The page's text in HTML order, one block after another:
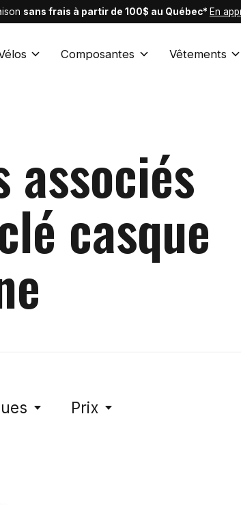
sans frais à partir de 100$ au Québec* En
Composantes Vêtements
associés
casque
Prix